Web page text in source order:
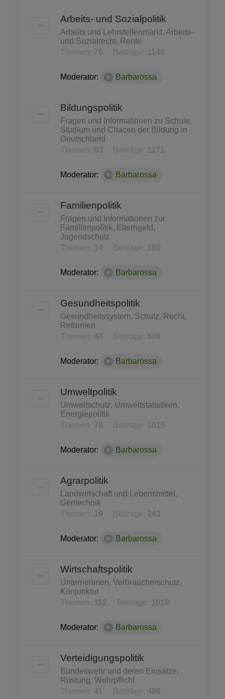
Arbeits- und Sozialpolitik
Arbeits und Lehrstellenmarkt, Arbeits-
und Sozialrecht, Rente
Themen: 76 Beiträge: 1146
Moderator: Barbarossa
Bildungspolitik
Fragen und Informationen zu Schule,
Studium und Chacen der Bildung in
Deutschland
Themen: 63 Beiträge: 1171
Moderator: Barbarossa
Familienpolitik
Fragen und Informationen zur
Familienpolitik, Elterngeld,
Jugendschutz
Themen:
14 Beiträge: 180
Moderator: Barbarossa
Gesundheitspolitik
Gesundheitssystem, Schutz, Recht,
Reformen
Themen: 44 Beiträge: 549
Moderator: Barbarossa
Umweltpolitik
Umweltschutz, Umweltstatistiken,
Energiepolitik
Themen: 78 Beiträge: 1015
Moderator: Barbarossa
Agrarpolitik
Landwirtschaft und Lebensmittel,
Gentechnik
Themen:
19 Beiträge: 243
Moderator: Barbarossa
Wirtschaftspolitik
Unternehmen, Verbraucherschutz,
Konjunktur
Themen:
112 Beiträge: 1019
Moderator: Barbarossa
Verteidigungspolitik
Bundeswehr und deren Einsätze,
Rüstung, Wehrpflicht
Themen: 41 Beiträge: 486